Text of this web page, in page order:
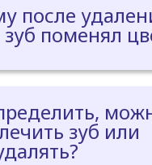
после
поменял
зуб или